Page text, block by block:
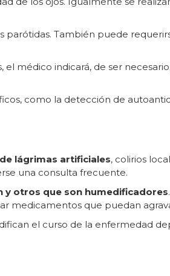
También puede
médico indicará, de ser
como la detección de
lágrimas artificiales, colirios
una consulta frecuente.
y otros que son humedificadores
medicamentos que puedan
el curso de la enfermedad